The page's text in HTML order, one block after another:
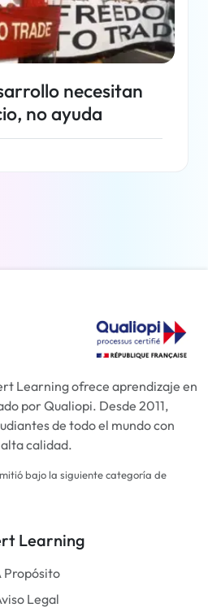
necesitan
no ayuda
Learning ofrece aprendizaje en
por Qualiopi. Desde 2011,
de todo el mundo con
calidad.
bajo la siguiente categoría de
Learning
Propósito
Legal